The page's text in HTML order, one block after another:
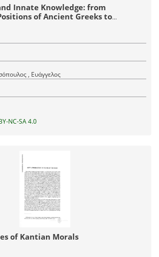
Innate Knowledge: from
of Ancient Greeks to
, Ευάγγελος
NC-SA 4.0
of Kantian Morals